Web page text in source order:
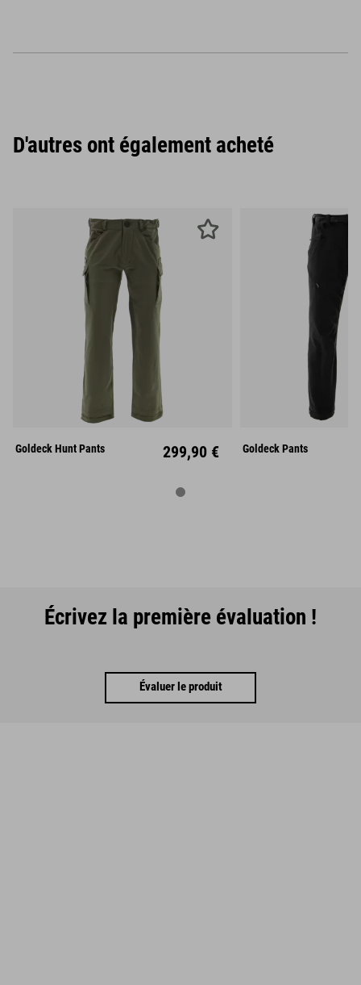
D'autres ont également acheté
M
XL
Goldeck Hunt Pants 299,90 € Goldeck Pants
Écrivez la première évaluation !
Évaluer le produit